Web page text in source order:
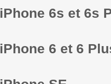
iPhone 6s et 6s
iPhone 6 et 6